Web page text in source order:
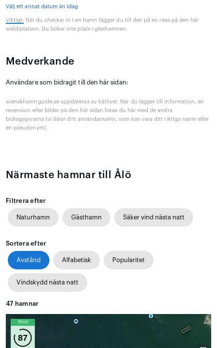
Välj ett annat datum än idag
Viktigt: När du checkar in i en hamn lägger du till den på en resa på den här
webbplatsen. Du bokar inte plats i gästhamnen.
Medverkande
Användare som bidragit till den här sidan:
svenskhamnguide.se uppdateras av båtlivet. När du lägger till information, en
recension eller bilder på den här sidan listas du här med de andra
bidragsgivarna (vi listar ditt användarnamn, som kan vara ditt riktiga namn eller
en pseudonym).
Närmaste hamnar till Ålö
Filtrera efter
Naturhamn Gästhamn Säker vind nästa natt
Sortera efter
Avstånd Alfabetisk Popularitet
Vindskydd nästa natt
47 hamnar
Wind
87